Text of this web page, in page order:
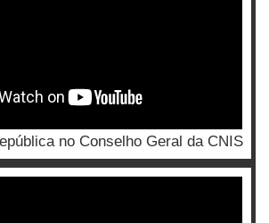
no Conselho Geral da CNIS